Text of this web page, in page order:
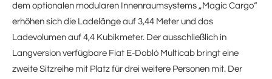
dem optionalen modularen Innenraumsystems „Magic Cargo“
erhöhen sich die Ladelänge auf 3,44 Meter und das
Ladevolumen auf 4,4 Kubikmeter. Der ausschließlich in
Langversion verfügbare Fiat E-Doblò Multicab bringt eine
zweite Sitzreihe mit Platz für drei weitere Personen mit. Der